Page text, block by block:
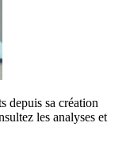
depuis sa création
les analyses et